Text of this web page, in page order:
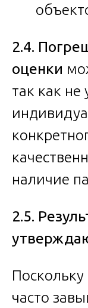
2.4.
оценки
так как не
наличие
2.5.
Поскольку
часто